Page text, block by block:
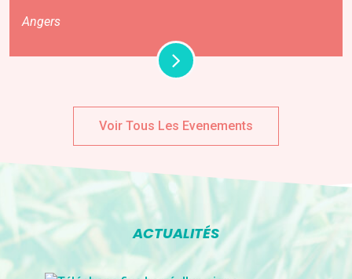
Angers
Voir Tous Les Evenements
ACTUALITÉS